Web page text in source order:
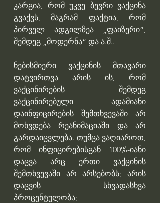
კარგია, რომ უკვე ბევრი ვაქცინა
გვაქვს, მაგრამ ფაქტია, რომ
პირველ ადგილზეა „ფაიზერი“,
შემდეგ „მოდერნა“ და ა.შ..
ნებისმიერი ვაქცინის მთავარი
დატვირთვა არის ის, რომ
ვაქცინირების შემდეგ
ვაქცინირებული ადამიანი
დაინფიცირების შემთხვევაში არ
მოხვდება რეანიმაციაში და არ
გარდაიცვლება. თუმცა ვაღიაროთ,
რომ ინფიცირებისგან 100%-იანი
დაცვა არც ერთი ვაქცინის
შემთხვევაში არ არსებობს; არის
დაცვის სხვადასხვა
პროცენტულობა;